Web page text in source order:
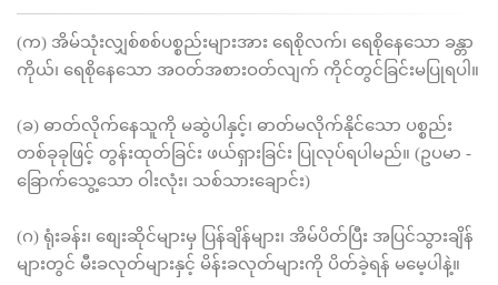
(က) အိမ်သုံးလျှစ်စစ်ပစ္စည်းများအား ရေစိုလက်၊ ရေစိုနေသော ခန္တာ
ကိုယ်၊ ရေစိုနေသော အဝတ်အစားဝတ်လျက် ကိုင်တွင်ခြင်းမပြုရပါ။
(ခ) ဓာတ်လိုက်နေသူကို မဆွဲပါနှင့်၊ ဓာတ်မလိုက်နိုင်သော ပစ္စည်း
တစ်ခုခုဖြင့် တွန်းထုတ်ခြင်း ဖယ်ရှားခြင်း ပြုလုပ်ရပါမည်။ (ဥပမာ -
ခြောက်သွေ့သော ဝါးလုံး၊ သစ်သားချောင်း)
(ဂ) ရုံးခန်း၊ စျေးဆိုင်များမှ ပြန်ချိန်များ၊ အိမ်ပိတ်ပြီး အပြင်သွားချိန်
များတွင် မီးခလုတ်များနှင့် မိန်းခလုတ်များကို ပိတ်ခဲ့ရန် မမေ့ပါနဲ့။